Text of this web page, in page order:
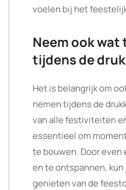
voelen bij het
Neem ook
tijdens de
Het is belangrijk om
nemen tijdens de
van alle festiviteiten
essentieel om
te bouwen. Door
en te ontspannen,
genieten van de